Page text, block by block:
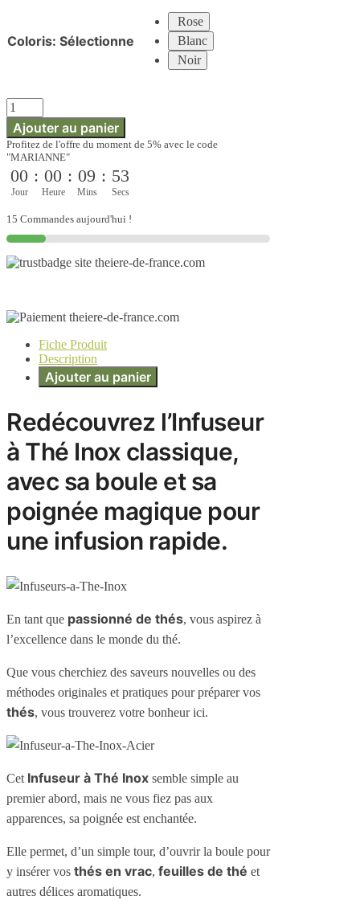
Coloris: Sélectionne
Rose
Blanc
Noir
quantité
de
Infuseur
à
Thé
Inox
Magique
Ajouter au panier
Profitez de l'offre du moment de 5% avec le code
"MARIANNE"
00
Jour
: 00
Heure
: 09
Mins
: 52
Secs
15 Commandes aujourd'hui !
Fiche Produit
Description
Ajouter au panier
Redécouvrez l’Infuseur
à Thé Inox classique,
avec sa boule et sa
poignée magique pour
une infusion rapide.
En tant que passionné de thés, vous aspirez à
l’excellence dans le monde du thé.
Que vous cherchiez des saveurs nouvelles ou des
méthodes originales et pratiques pour préparer vos
thés, vous trouverez votre bonheur ici.
Cet Infuseur à Thé Inox semble simple au
premier abord, mais ne vous fiez pas aux
apparences, sa poignée est enchantée.
Elle permet, d’un simple tour, d’ouvrir la boule pour
y insérer vos thés en vrac, feuilles de thé et
autres délices aromatiques.